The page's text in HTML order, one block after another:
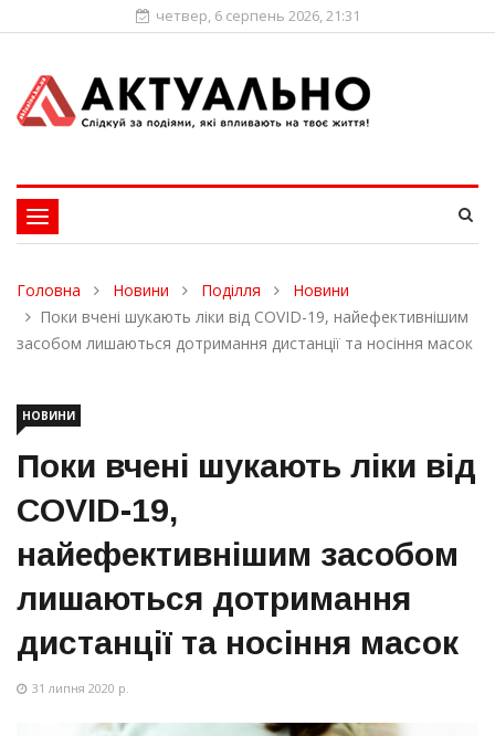
четвер, 6 серпень 2026, 21:31
Toggle
navigation
Головна Новини Поділля
Новини
Поки вчені шукають ліки від COVID-19, найефективнішим
засобом лишаються дотримання дистанції та носіння масок
НОВИНИ
Поки вчені шукають ліки від
COVID-19,
найефективнішим засобом
лишаються дотримання
дистанції та носіння масок
31 липня 2020 р.